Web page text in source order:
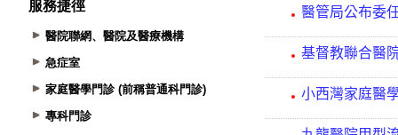
服務捷徑
醫院聯網、醫院及醫療機構
急症室
家庭醫學門診 (前稱普通科門診)
專科門診